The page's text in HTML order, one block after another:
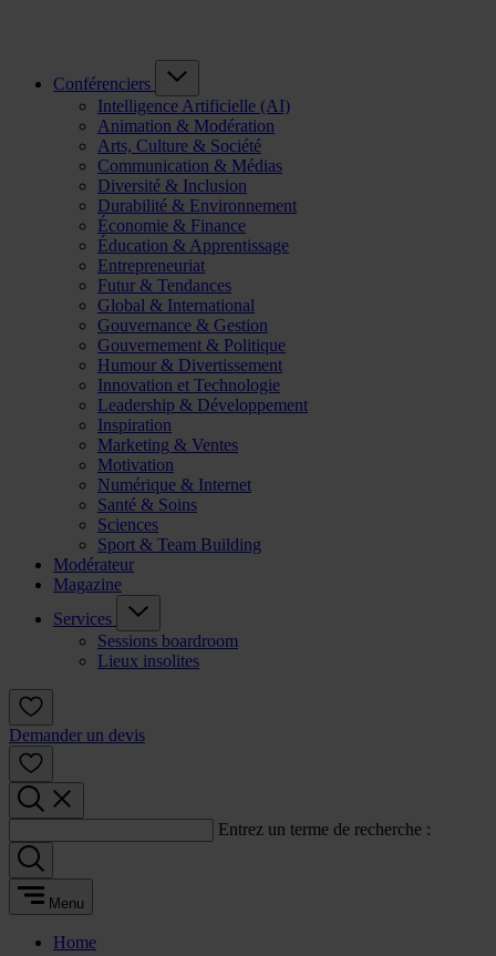
Conférenciers
Intelligence Artificielle (AI)
Animation & Modération
Arts, Culture & Société
Communication & Médias
Diversité & Inclusion
Durabilité & Environnement
Économie & Finance
Éducation & Apprentissage
Entrepreneuriat
Futur & Tendances
Global & International
Gouvernance & Gestion
Gouvernement & Politique
Humour & Divertissement
Innovation et Technologie
Leadership & Développement
Inspiration
Marketing & Ventes
Motivation
Numérique & Internet
Santé & Soins
Sciences
Sport & Team Building
Modérateur
Magazine
Services
Sessions boardroom
Lieux insolites
Demander un devis
Entrez un terme de recherche :
Menu
Home